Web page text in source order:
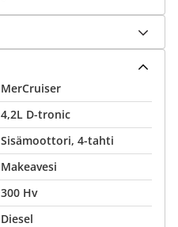
MerCruiser
4,2L D-tronic
Sisämoottori, 4-tahti
Makeavesi
300 Hv
Diesel